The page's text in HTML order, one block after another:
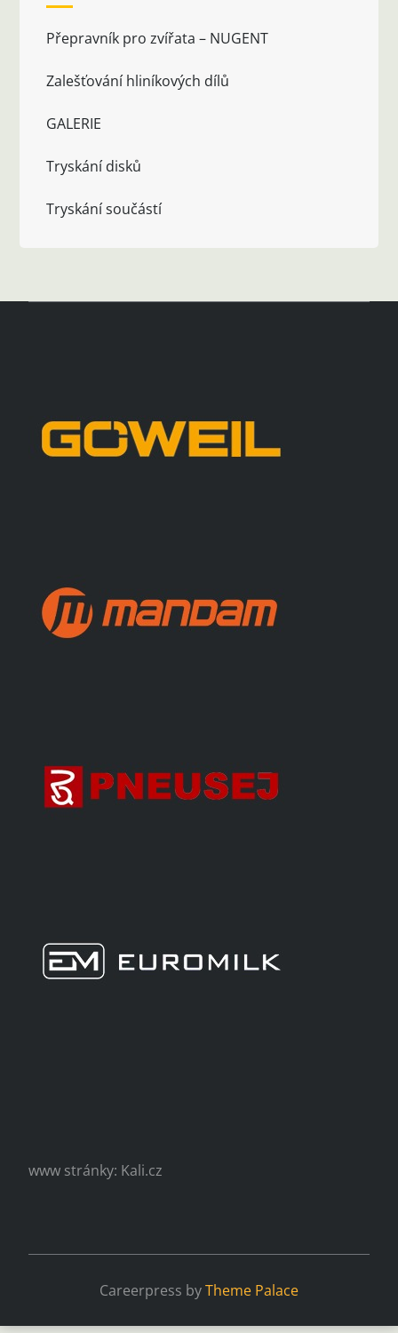
Přepravník pro zvířata – NUGENT
Zalešťování hliníkových dílů
GALERIE
Tryskání disků
Tryskání součástí
www stránky: Kali.cz
Careerpress byTheme Palace